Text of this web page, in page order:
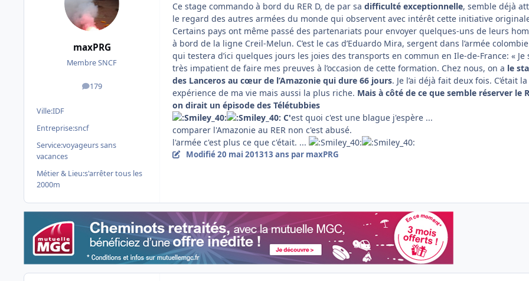
maxPRG
Membre SNCF
179
messages
Ville:IDF
Entreprise:sncf
Service:voyageurs sans
vacances
Métier & Lieu:s'arrêter tous les
2000m
Ce stage commando à bord du RER D, de par sa difficulté exceptionnelle, semble déjà
le regard des autres armées du monde qui observent avec intérêt cette initiative
Certains pays ont même passé des partenariats pour envoyer quelques-uns de leurs
à bord de la ligne Creil-Melun. C’est le cas d’Eduardo Mira, sergent dans l’armée
qui testera d’ici quelques jours les joies des transports en commun en Ile-de-France: « Je
très impatient de faire mes preuves à l’occasion de cette formation. Chez nous, on a le
des Lanceros au cœur de l’Amazonie qui dure 66 jours. Je l’ai déjà fait deux fois. C’était
expérience de ma vie mais aussi la plus riche. Mais à côté de ce que semble réserver le
on dirait un épisode des Télétubbies
C'est quoi c'est une blague j'espère ...
comparer l'Amazonie au RER non c'est abusé.
l'armée c'est plus ce que c'était. ...
Modifié20 mai 201313 ans par maxPRG